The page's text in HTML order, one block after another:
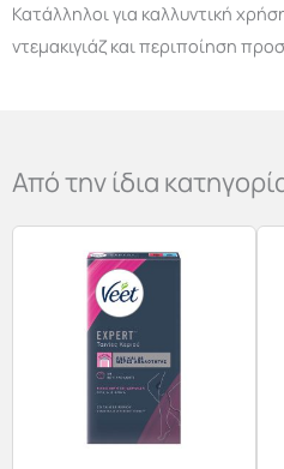
Κατάλληλοι για καλλυντική
ντεμακιγιάζ και περιποίηση
Από την ίδια